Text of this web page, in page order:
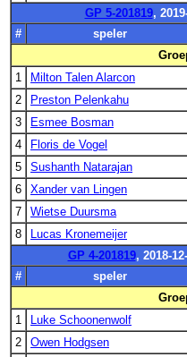
GP 5-201819,
#
speler
1
Milton Talen Alarcon
2
Preston Pelenkahu
3
Esmee Bosman
4
Floris de Vogel
5
Sushanth Natarajan
6
Xander van Lingen
7
Wietse Duursma
8
Lucas Kronemeijer
GP 4-201819, 2018-
#
speler
1
Luke Schoonenwolf
2
Owen Hodgsen